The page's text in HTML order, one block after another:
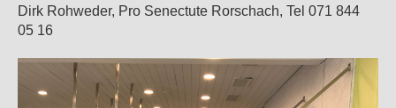
Dirk Rohweder, Pro Senectute Rorschach, Tel 071 844
05 16